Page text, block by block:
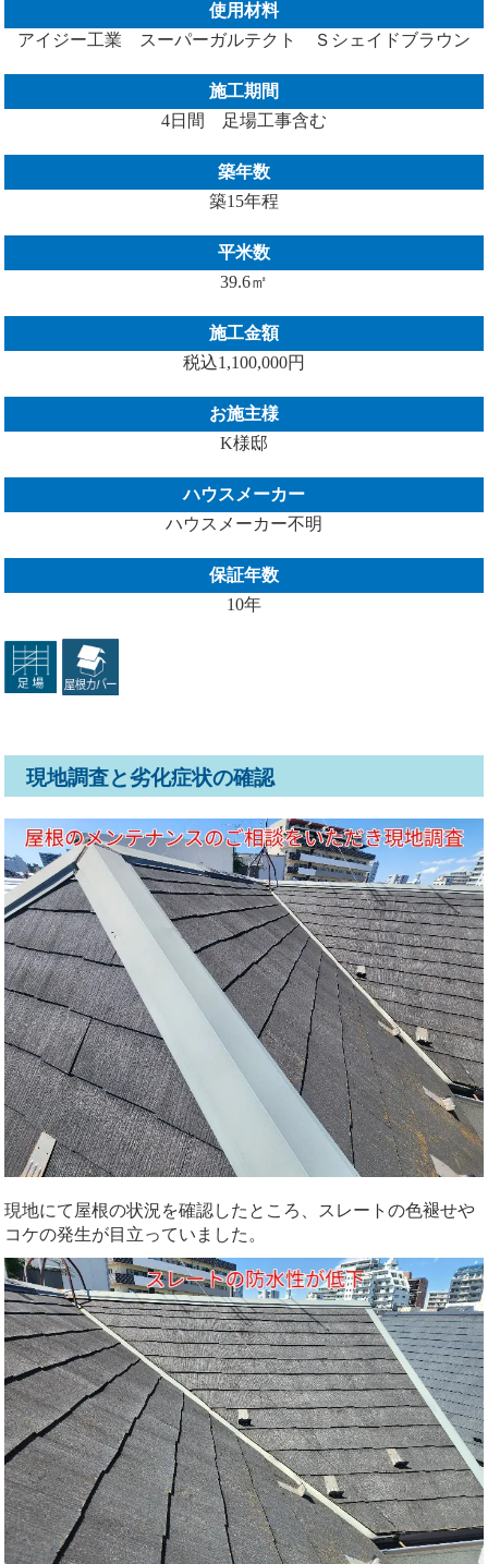
使用材料
アイジー工業 スーパーガルテクト Ｓシェイドブラウン
施工期間
4日間 足場工事含む
築年数
築15年程
平米数
39.6㎡
施工金額
税込1,100,000円
お施主様
K様邸
ハウスメーカー
ハウスメーカー不明
保証年数
10年
現地調査と劣化症状の確認
現地にて屋根の状況を確認したところ、スレートの色褪せや
コケの発生が目立っていました。